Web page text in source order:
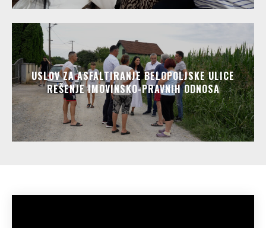
USLOV ZA ASFALTIRANJE BELOPOLJSKE ULICE
REŠENJE IMOVINSKO-PRAVNIH ODNOSA